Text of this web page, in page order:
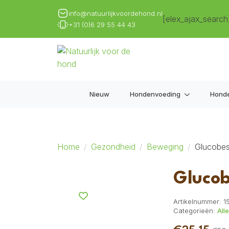
info@natuurlijkvoordehond.nl
+31 (0)6 29 55 44 43
Nieuw Hondenvoeding
Home Gezondheid Beweging
Artikelnummer:
Categorieën: